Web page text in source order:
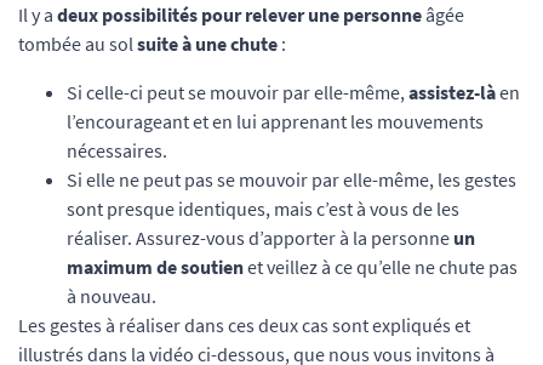
Il y a deux possibilités pour relever une personne âgée
tombée au solsuite à une chute :
Si celle-ci peut se mouvoir par elle-même,assistez-làen
l’encourageant et en lui apprenant les mouvements
nécessaires.
Si elle ne peut pas se mouvoir par elle-même, les gestes
sont presque identiques, mais c’est à vous de les
réaliser. Assurez-vous d’apporter à la personne un
maximum de soutienet veillez à ce qu’elle ne chute pas
à nouveau.
Les gestes à réaliser dans ces deux cas sont expliqués et
illustrés dans la vidéo ci-dessous, que nous vous invitons à